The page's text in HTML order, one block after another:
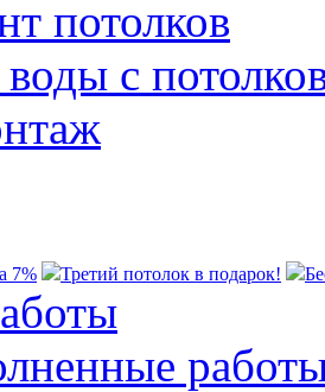
потолков
c
7% Третий потолок в подарок!